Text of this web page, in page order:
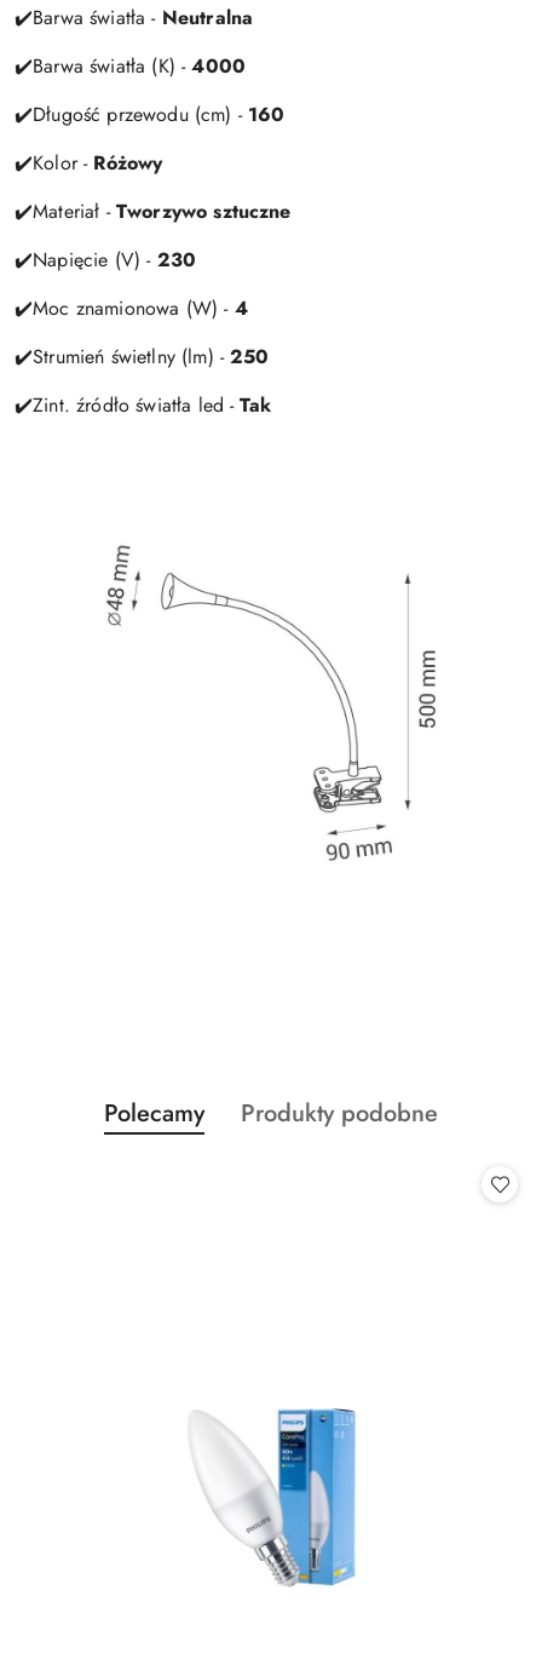
✔️Barwa światła - Neutralna
✔️Barwa światła (K) -4000
✔️Długość przewodu (cm) - 160
✔️Kolor - Różowy
✔️Materiał -Tworzywo sztuczne
✔️Napięcie (V) - 230
✔️Moc znamionowa (W) - 4
✔️Strumień świetlny (lm) -250
✔️Zint. źródło światła led -Tak
Pomiń karuzelę produktów
Produkty
o
Polecamy
Produkty
Produkty podobne